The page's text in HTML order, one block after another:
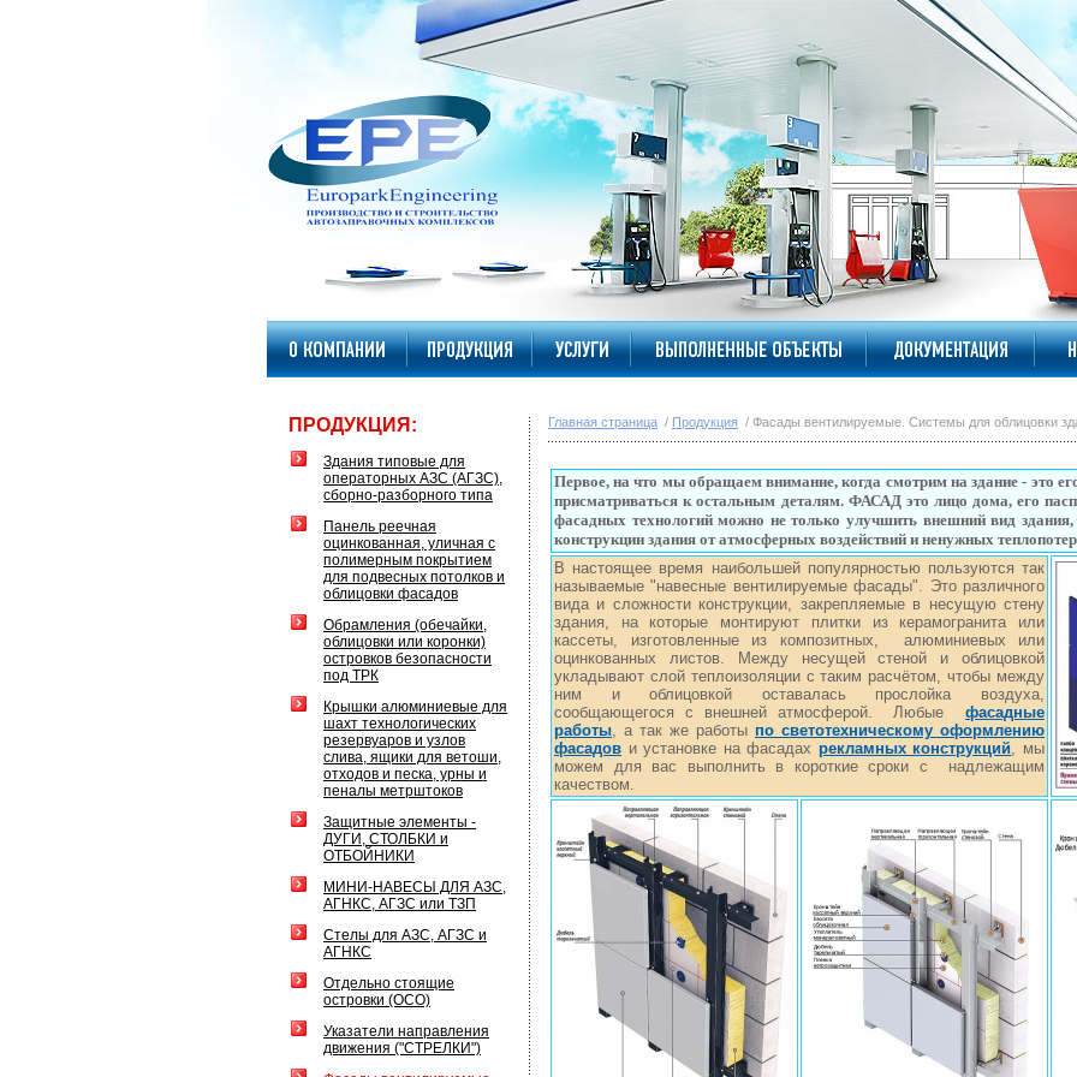
ПРОДУКЦИЯ:
Здания типовые для
операторных АЗС (АГЗС),
сборно-разборного типа
Панель реечная
оцинкованная, уличная с
полимерным покрытием
для подвесных потолков и
облицовки фасадов
Обрамления (обечайки,
облицовки или коронки)
островков безопасности
под ТРК
Крышки алюминиевые для
шахт технологических
резервуаров и узлов
слива, ящики для ветоши,
отходов и песка, урны и
пеналы метрштоков
Защитные элементы -
ДУГИ, СТОЛБКИ и
ОТБОЙНИКИ
МИНИ-НАВЕСЫ ДЛЯ АЗС,
АГНКС, АГЗС или ТЗП
Стелы для АЗС, АГЗС и
АГНКС
Отдельно стоящие
островки (ОСО)
Указатели направления
движения ("СТРЕЛКИ")
Главная страница / Продукция / Фасады вентилируемые. Системы для облицовки
Первое, на что мы обращаем внимание, когда смотрим на здание - это
присматриваться к остальным деталям. ФАСАД это лицо дома, его
фасадных технологий можно не только улучшить внешний вид
конструкции здания от атмосферных воздействий и ненужных
В настоящее время наибольшей популярностью пользуются так
называемые "навесные вентилируемые фасады". Это различного
вида и сложности конструкции, закрепляемые в несущую стену
здания, на которые монтируют плитки из керамогранита или
кассеты, изготовленные из композитных, алюминиевых или
оцинкованных листов. Между несущей стеной и облицовкой
укладывают слой теплоизоляции с таким расчётом, чтобы между
ним и облицовкой оставалась прослойка воздуха,
сообщающегося с внешней атмосферой. Любые фасадные
работы, а так же работы по светотехническому оформлению
фасадов и установке на фасадах рекламных конструкций, мы
можем для вас выполнить в короткие сроки с надлежащим
качеством.